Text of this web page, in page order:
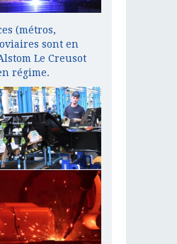
(métros,
sont en
Le Creusot
régime.